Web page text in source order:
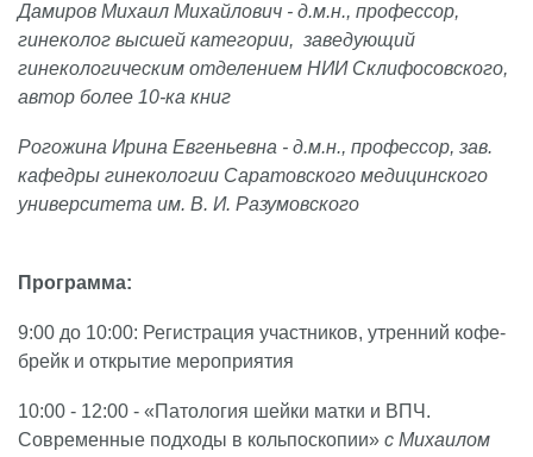
Дамиров Михаил Михайлович - д.м.н., профессор,
гинеколог высшей категории, заведующий
гинекологическим отделением НИИ Склифосовского,
автор более 10-ка книг
Рогожина Ирина Евгеньевна - д.м.н., профессор, зав.
кафедры гинекологии Саратовского медицинского
университета им. В. И. Разумовского
Программа:
9:00 до 10:00: Регистрация участников, утренний кофе-
брейк и открытие мероприятия
10:00 - 12:00 - «Патология шейки матки и ВПЧ.
Современные подходы в кольпоскопии» с Михаилом